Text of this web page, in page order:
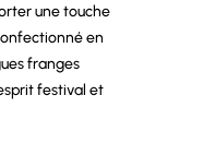
une touche
en
franges
festival et